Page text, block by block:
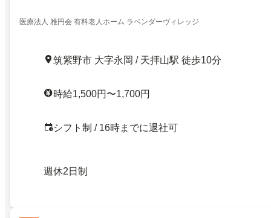
医療法人 雅円会 有料老人ホーム ラベンダーヴィレッジ
筑紫野市 大字永岡 / 天拝山駅 徒歩10分
時給1,500円〜1,700円
シフト制 / 16時までに退社可
週休2日制